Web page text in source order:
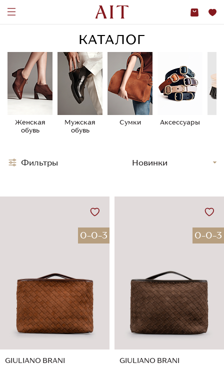
КАТАЛОГ
Женская
обувь
Мужская
обувь
Сумки Аксессуары
0-0-3
GIULIANO BRANI
0-0-3
GIULIANO BRANI
Фильтры